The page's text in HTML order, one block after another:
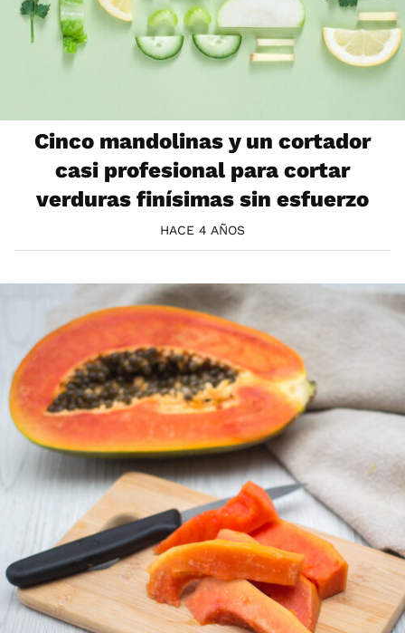
Cinco mandolinas y un cortador
casi profesional para cortar
verduras finísimas sin esfuerzo
HACE 4 AÑOS